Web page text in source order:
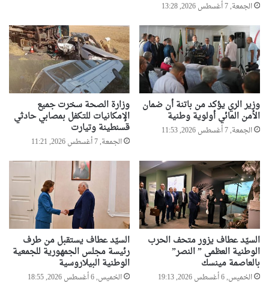
الجمعة, 7 أغسطس 2026, 13:28
وزير الري يؤكد من باتنة أن ضمان
الأمن المائي أولوية وطنية
الجمعة, 7 أغسطس 2026, 11:53
وزارة الصحة سخرت جميع
الإمكانيات للتكفل بمصابي حادثي
قسنطينة وتيارت
الجمعة, 7 أغسطس 2026, 11:21
السيّد عطاف يزور متحف الحرب
الوطنية العظمى ” النصر”
بالعاصمة مينسك
الخميس, 6 أغسطس 2026, 19:13
السيّد عطاف يستقبل من طرف
رئيسة مجلس الجمهورية للجمعية
الوطنية البيلاروسية
الخميس, 6 أغسطس 2026, 18:55